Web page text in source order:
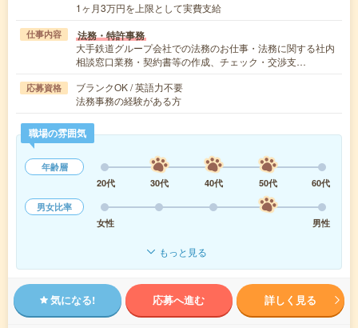
1ヶ月3万円を上限として実費支給
仕事内容 法務・特許事務
大手鉄道グループ会社での法務のお仕事・法務に関する社内
相談窓口業務・契約書等の作成、チェック・交渉支…
応募資格
ブランクOK / 英語力不要
法務事務の経験がある方
職場の雰囲気
年齢層
20代
30代 40代 50代
60代
男女比率
女性
男性
もっと見る
気になる! 応募へ進む 詳しく見る